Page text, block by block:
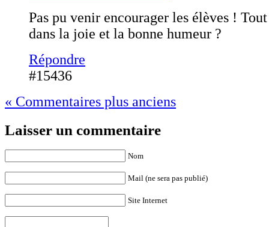
Pas pu venir encourager les élèves ! Tout
dans la joie et la bonne humeur ?
Répondre
#15436
« Commentaires plus anciens
Laisser un commentaire
Nom
Mail (ne sera pas publié)
Site Internet